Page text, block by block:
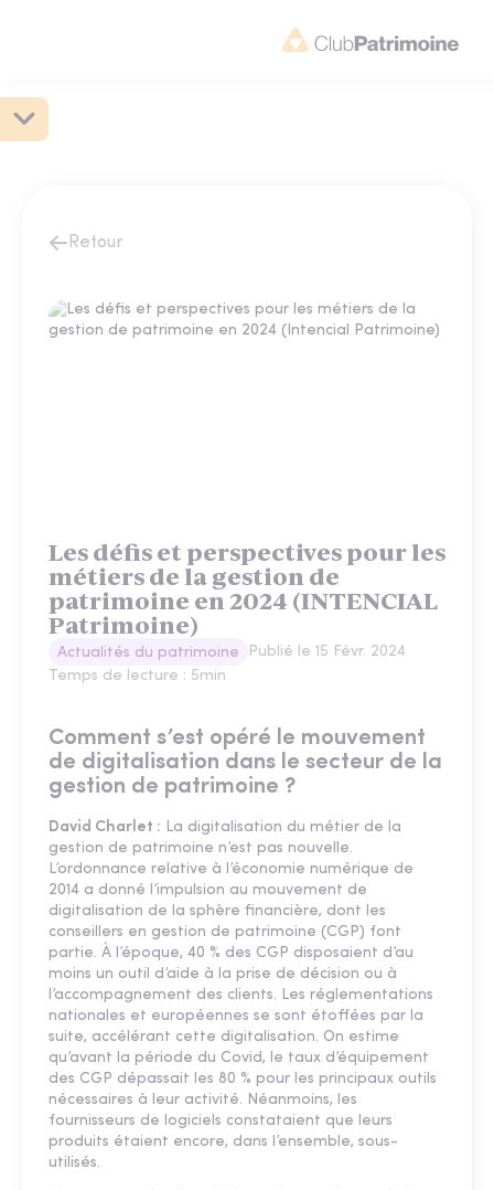
Retour
Les défis et perspectives pour les
métiers de la gestion de
patrimoine en 2024 (INTENCIAL
Patrimoine)
Actualités du patrimoine Publié le 15 Févr. 2024
Temps de lecture : 5min
Comment s’est opéré le mouvement
de digitalisation dans le secteur de la
gestion de patrimoine ?
David Charlet : La digitalisation du métier de la
gestion de patrimoine n’est pas nouvelle.
L’ordonnance relative à l’économie numérique de
2014 a donné l’impulsion au mouvement de
digitalisation de la sphère financière, dont les
conseillers en gestion de patrimoine (CGP) font
partie. À l’époque, 40 % des CGP disposaient d’au
moins un outil d’aide à la prise de décision ou à
l’accompagnement des clients. Les réglementations
nationales et européennes se sont étoffées par la
suite, accélérant cette digitalisation. On estime
qu’avant la période du Covid, le taux d’équipement
des CGP dépassait les 80 % pour les principaux outils
nécessaires à leur activité. Néanmoins, les
fournisseurs de logiciels constataient que leurs
produits étaient encore, dans l’ensemble, sous-
utilisés.